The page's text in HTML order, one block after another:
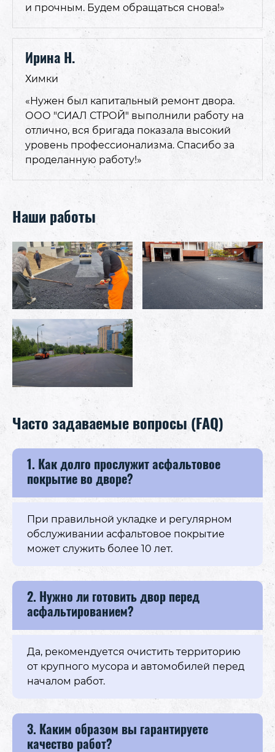
и прочным. Будем обращаться снова!»
Ирина Н.
Химки
«Нужен был капитальный ремонт двора.
ООО "СИАЛ СТРОЙ" выполнили работу на
отлично, вся бригада показала высокий
уровень профессионализма. Спасибо за
проделанную работу!»
Наши работы
Часто задаваемые вопросы (FAQ)
1. Как долго прослужит асфальтовое
покрытие во дворе?
При правильной укладке и регулярном
обслуживании асфальтовое покрытие
может служить более 10 лет.
2. Нужно ли готовить двор перед
асфальтированием?
Да, рекомендуется очистить территорию
от крупного мусора и автомобилей перед
началом работ.
3. Каким образом вы гарантируете
качество работ?